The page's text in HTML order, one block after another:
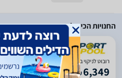
החנויות הכי זולות
0
(
638
)
רובוט לניקוי בריכה M700 Dolphin ✅כולל שלט
₪6,349